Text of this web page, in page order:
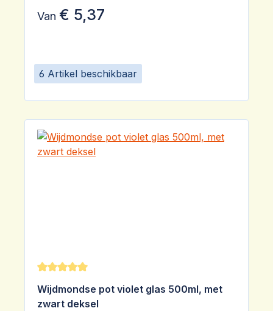
6 Artikel beschikbaar
Van € 5,37
Gemiddelde waardering van 5 van 5 sterren
Wijdmondse pot violet glas 500ml, met
zwart deksel